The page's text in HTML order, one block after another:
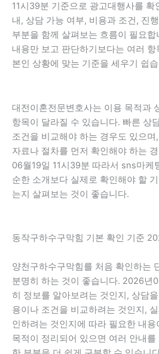
11시39분 기준으로 광고대행사를
내, 상담 가능 여부, 비용과 조건, 진
부분을 함께 살펴보는 흐름이 필요
내용만 보고 판단하기보다는 여러
본인 상황에 맞는 기준을 세우기 쉽
대전이혼전문변호사는 이용 목적과
항목이 달라질 수 있습니다. 빠른 상
조건을 비교해야 하는 경우도 있으
자료나 절차를 먼저 확인해야 하는
06월19일 11시39분 따라서 sns마케
순한 소개보다 실제로 확인해야 할
는지 살펴보는 것이 좋습니다.
동작구하수구막힘 기본 확인 기준
양천구하수구막힘를 처음 확인하는
분명히 하는 것이 좋습니다. 2026년
히 정보를 알아보려는 것인지, 상담
용이나 조건을 비교하려는 것인지,
인하려는 것인지에 따라 필요한 내
목적이 정리되어 있으면 여러 안내